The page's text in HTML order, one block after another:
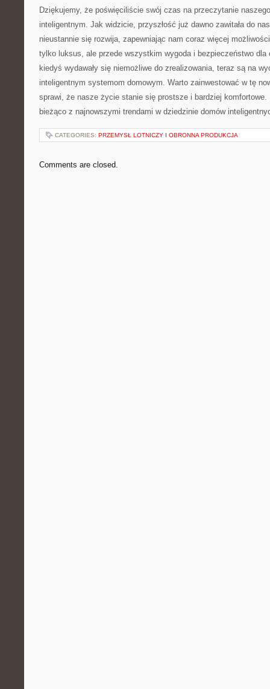
Dziękujemy, że poświęciliście swój czas na ⁤przeczytanie
inteligentnym. Jak ​widzicie, przyszłość już dawno zawitała do
nieustannie się ‌rozwija, zapewniając nam coraz więcej
tylko luksus, ale przede wszystkim wygoda⁤ i bezpieczeństwo⁢ dla
kiedyś wydawały się niemożliwe do zrealizowania, teraz są na
inteligentnym systemom domowym. Warto zainwestować w tę
sprawi, że nasze życie stanie się prostsze i bardziej
bieżąco z najnowszymi trendami w dziedzinie domów⁤
CATEGORIES: PRZEMYSŁ LOTNICZY I OBRONNA PRODUKCJA
Comments are closed.